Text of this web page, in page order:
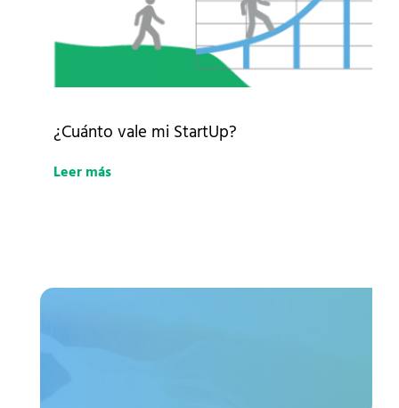
¿Cuánto vale mi StartUp?
Leer más